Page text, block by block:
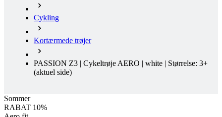
Cykling
Kortærmede trøjer
PASSION Z3 | Cykeltrøje AERO | white | Størrelse: 3+
(aktuel side)
Sommer
RABAT 10%